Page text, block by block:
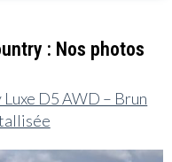
: Nos photos
D5 AWD – Brun